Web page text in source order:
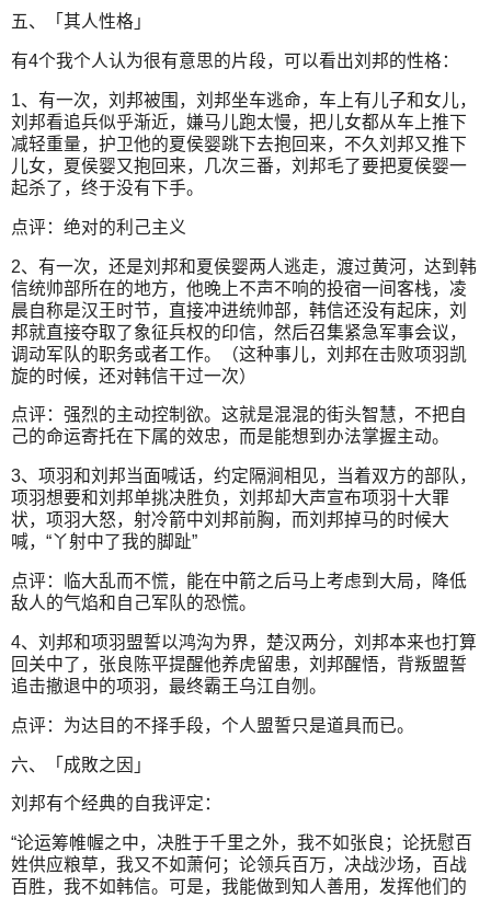
五、「其人性格」
有4个我个人认为很有意思的片段，可以看出刘邦的性格：
1、有一次，刘邦被围，刘邦坐车逃命，车上有儿子和女儿，
刘邦看追兵似乎渐近，嫌马儿跑太慢，把儿女都从车上推下
减轻重量，护卫他的夏侯婴跳下去抱回来，不久刘邦又推下
儿女，夏侯婴又抱回来，几次三番，刘邦毛了要把夏侯婴一
起杀了，终于没有下手。
点评：绝对的利己主义
2、有一次，还是刘邦和夏侯婴两人逃走，渡过黄河，达到韩
信统帅部所在的地方，他晚上不声不响的投宿一间客栈，凌
晨自称是汉王时节，直接冲进统帅部，韩信还没有起床，刘
邦就直接夺取了象征兵权的印信，然后召集紧急军事会议，
调动军队的职务或者工作。（这种事儿，刘邦在击败项羽凯
旋的时候，还对韩信干过一次）
点评：强烈的主动控制欲。这就是混混的街头智慧，不把自
己的命运寄托在下属的效忠，而是能想到办法掌握主动。
3、项羽和刘邦当面喊话，约定隔涧相见，当着双方的部队，
项羽想要和刘邦单挑决胜负，刘邦却大声宣布项羽十大罪
状，项羽大怒，射冷箭中刘邦前胸，而刘邦掉马的时候大
喊，“丫射中了我的脚趾”
点评：临大乱而不慌，能在中箭之后马上考虑到大局，降低
敌人的气焰和自己军队的恐慌。
4、刘邦和项羽盟誓以鸿沟为界，楚汉两分，刘邦本来也打算
回关中了，张良陈平提醒他养虎留患，刘邦醒悟，背叛盟誓
追击撤退中的项羽，最终霸王乌江自刎。
点评：为达目的不择手段，个人盟誓只是道具而已。
六、「成敗之因」
刘邦有个经典的自我评定：
“论运筹帷幄之中，决胜于千里之外，我不如张良；论抚慰百
姓供应粮草，我又不如萧何；论领兵百万，决战沙场，百战
百胜，我不如韩信。可是，我能做到知人善用，发挥他们的